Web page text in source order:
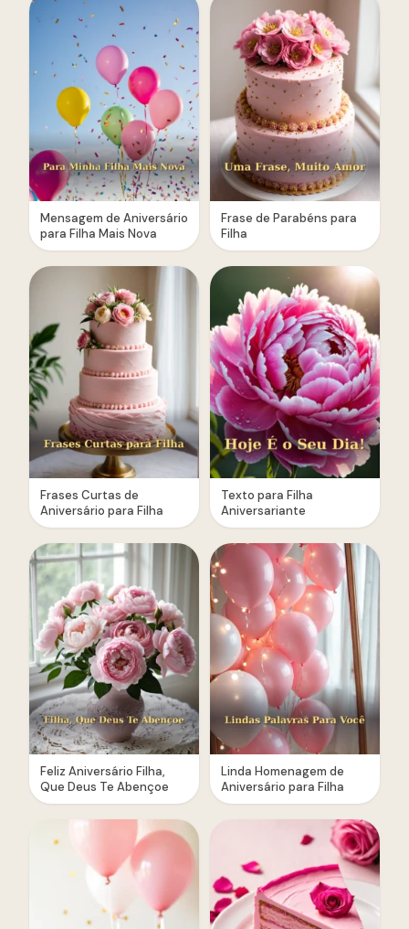
Mensagem de Aniversário
para Filha Mais Nova
Frases Curtas de
Aniversário para Filha
Feliz Aniversário Filha,
Que Deus Te Abençoe
Frase de Parabéns para
Filha
Texto para Filha
Aniversariante
Linda Homenagem de
Aniversário para Filha